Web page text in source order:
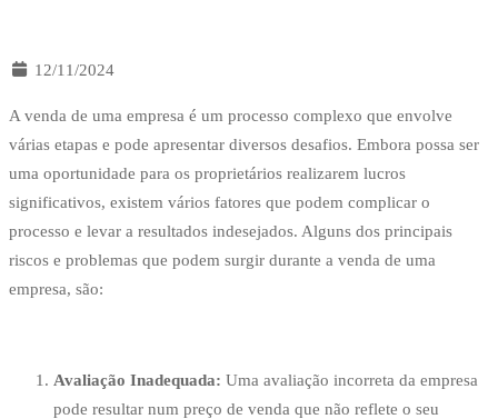
que
pode
correr
mal?
12/11/2024
A venda de uma empresa é um processo complexo que envolve
várias etapas e pode apresentar diversos desafios. Embora possa ser
uma oportunidade para os proprietários realizarem lucros
significativos, existem vários fatores que podem complicar o
processo e levar a resultados indesejados. Alguns dos principais
riscos e problemas que podem surgir durante a venda de uma
empresa, são:
Avaliação Inadequada: Uma avaliação incorreta da empresa
pode resultar num preço de venda que não reflete o seu